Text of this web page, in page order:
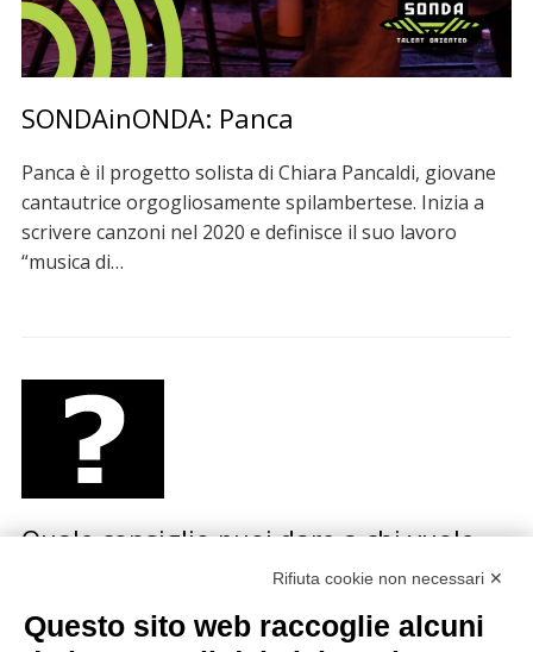
SONDAinONDA: Panca
Panca è il progetto solista di Chiara Pancaldi, giovane
cantautrice orgogliosamente spilambertese. Inizia a
scrivere canzoni nel 2020 e definisce il suo lavoro
“musica di…
Quale consiglio puoi dare a chi vuole
iniziare una carriera musicale?
La redazione di Sonda ha fatto questa domanda a
Rifiuta cookie non necessari ✕
Questo sito web raccoglie alcuni